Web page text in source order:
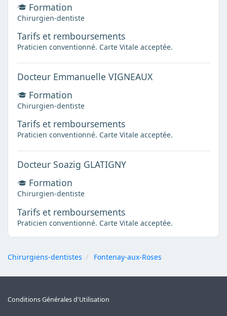
Formation
Chirurgien-dentiste
Tarifs et remboursements
Praticien conventionné. Carte Vitale acceptée.
Docteur Emmanuelle VIGNEAUX
Formation
Chirurgien-dentiste
Tarifs et remboursements
Praticien conventionné. Carte Vitale acceptée.
Docteur Soazig GLATIGNY
Formation
Chirurgien-dentiste
Tarifs et remboursements
Praticien conventionné. Carte Vitale acceptée.
Chirurgiens-dentistes Fontenay-aux-Roses
Conditions Générales d'Utilisation